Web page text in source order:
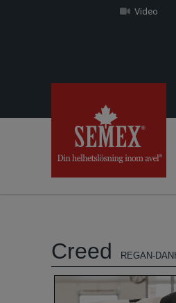
Video